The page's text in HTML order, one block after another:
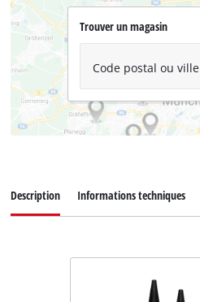
Trouver un magasin
Code postal ou ville
Description Informations techniques